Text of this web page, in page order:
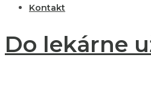
Kontakt
Do lekárne